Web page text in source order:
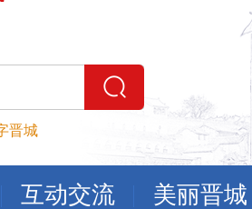
晋城
互动交流 美丽晋城